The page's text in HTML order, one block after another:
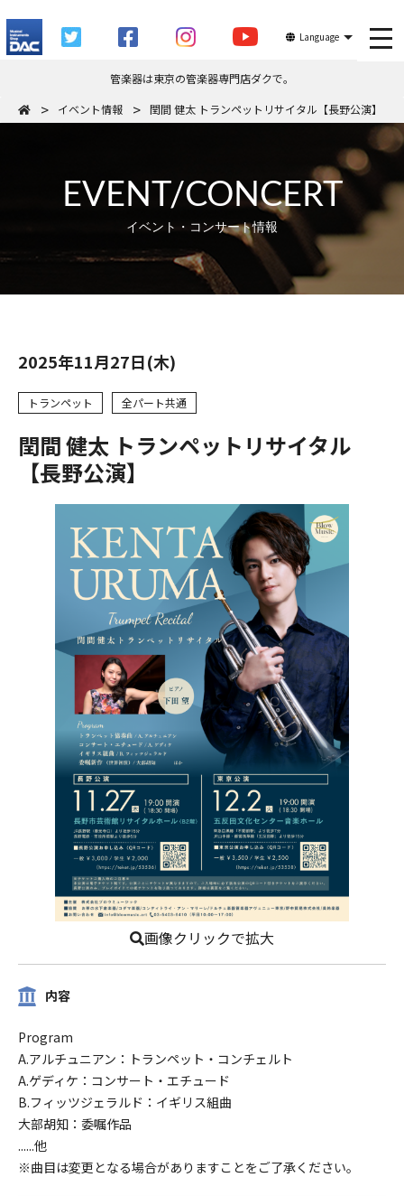
Language
管楽器は東京の管楽器専門店ダクで。
イベント情報
閏間 健太 トランペットリサイタル【長野公演】
EVENT/CONCERT
イベント・コンサート情報
2025年11月27日(木)
トランペット 全パート共通
閏間 健太 トランペットリサイタル
【長野公演】
画像クリックで拡大
内容
Program
A.アルチュニアン：トランペット・コンチェルト
A.ゲディケ：コンサート・エチュード
B.フィッツジェラルド：イギリス組曲
大部胡知：委嘱作品
......他
※曲目は変更となる場合がありますことをご了承ください。